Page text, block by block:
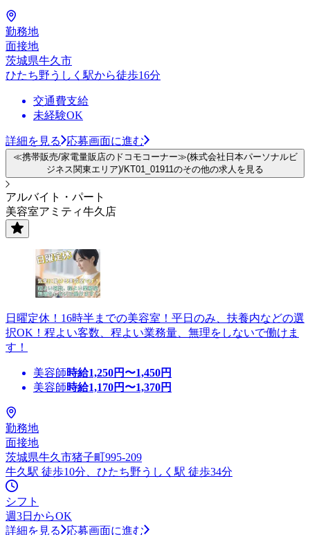
勤務地
面接地
茨城県牛久市
ひたち野うしく駅から徒歩16分
交通費支給
未経験OK
詳細を見る 応募画面に進む
≪携帯販売/家電量販店のドコモコーナー≫(株式会社日本パーソナルビ
ジネス関東エリア)/KT01_01911のその他の求人を見る
アルバイト・パート
美容室アミティ牛久店
日曜定休！16時半までの美容室！平日のみ、扶養内などの選
択OK！程よい客数、程よい業務量、無理をしないで働けま
す！
美容師時給1,250円〜1,450円
美容師時給1,170円〜1,370円
勤務地
面接地
茨城県牛久市猪子町995-209
牛久駅 徒歩10分、ひたち野うしく駅 徒歩34分
シフト
週3日からOK
詳細を見る
応募画面に進む